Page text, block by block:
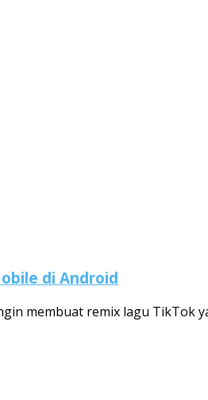
di Android
membuat remix lagu TikTok